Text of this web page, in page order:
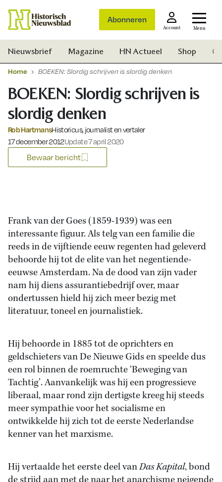
Abonneren
Account Menu
Nieuwsbrief Magazine HN Actueel Shop
Home BOEKEN: Slordig schrijven is slordig denken
BOEKEN: Slordig schrijven is
slordig denken
Rob HartmansHistoricus, journalist en vertaler
Gepubliceerd op:
17 december 2012Update 7 april 2020
Bewaar bericht
Frank van der Goes (1859-1939) was een
interessante figuur. Als telg van een familie die
reeds in de vijftiende eeuw regenten had geleverd
behoorde hij tot de elite van het negentiende-
eeuwse Amsterdam. Na de dood van zijn vader
nam hij diens assurantiebedrijf over, maar
ondertussen hield hij zich meer bezig met
literatuur, toneel en journalistiek.
Hij behoorde in 1885 tot de oprichters en
geldschieters van De Nieuwe Gids en speelde dus
een rol binnen de roemruchte ‘Beweging van
Tachtig’. Aanvankelijk was hij een progressieve
liberaal, maar rond zijn dertigste kreeg hij steeds
meer sympathie voor het socialisme en
ontwikkelde hij zich tot de eerste Nederlandse
kenner van het marxisme.
Hij vertaalde het eerste deel vanDas Kapital, bond